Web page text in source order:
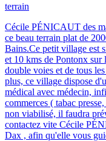
terrain
Cécile PÉNICAUT des
ce beau terrain plat de
Bains.Ce petit village est
et 10 kms de Pontonx sur
double voies et de tous
plus, ce village dispose
médical avec médecin,
commerces ( tabac
non viabilisé, il faudra
contactez vite Cécile
Dax , afin qu'elle vous